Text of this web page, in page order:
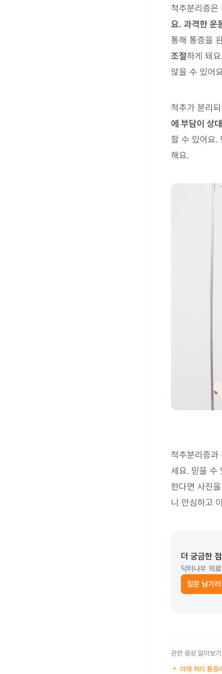
척추분리증
요. 과격한 운
통해 통증을
조절하게 돼
않을 수 있어
척추가 분리
에 부담이 상
할 수 있어요.
해요.
척추분리증
세요. 믿을 수
한다면 사진
니 안심하고
더 궁금한
닥터나우 의
질문 남기
관련 증상 알아보기
아래 허리 통증